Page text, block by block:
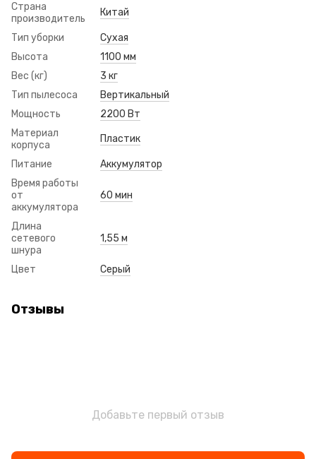
Страна
производитель
Китай
Тип уборки
Сухая
Высота
1100 мм
Вес (кг)
3 кг
Тип пылесоса
Вертикальный
Мощность
2200 Вт
Материал
корпуса
Пластик
Питание
Аккумулятор
Время работы
от
аккумулятора
60 мин
Длина
сетевого
шнура
1,55 м
Цвет Серый
Отзывы
Добавьте первый отзыв